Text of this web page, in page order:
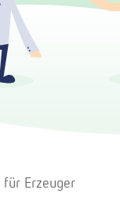
für Erzeuger